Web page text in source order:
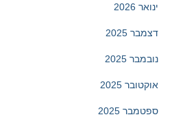
ינואר 2026
דצמבר 2025
נובמבר 2025
אוקטובר 2025
ספטמבר 2025